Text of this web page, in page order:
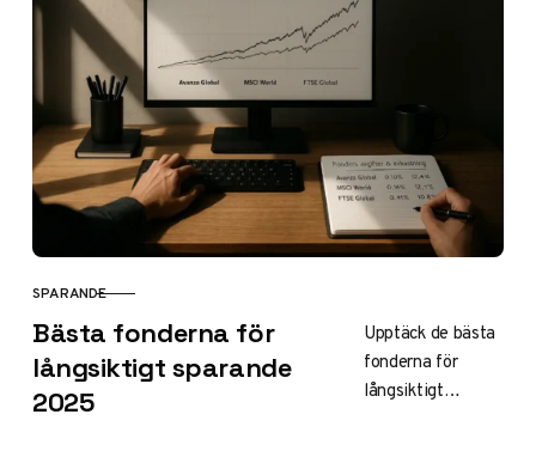
för 2025. Börja
tidigt för
finansiell frihet!
KATEGORI
SPARANDE
Bästa fonderna för
långsiktigt sparande
2025
Upptäck de bästa
fonderna för
långsiktigt